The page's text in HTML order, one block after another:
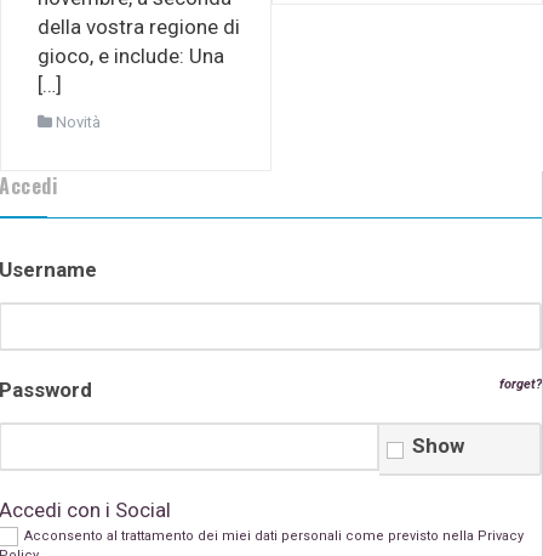
della vostra regione di
gioco, e include: Una
[…]
Novità
Accedi
Username
Password forget?
Show
Accedi con i Social
Acconsento al trattamento dei miei dati personali come previsto nella Privacy